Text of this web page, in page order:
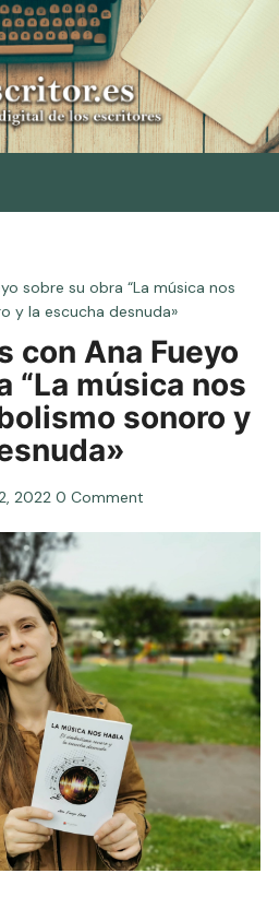
sobre su obra “La música nos
y la escucha desnuda»
con Ana Fueyo
“La música nos
sonoro y
2022 0 Comment